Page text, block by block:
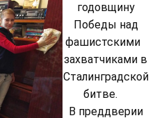
годовщину
Победы над
фашистскими
захватчиками в
Сталинградской
битве.
В преддверии